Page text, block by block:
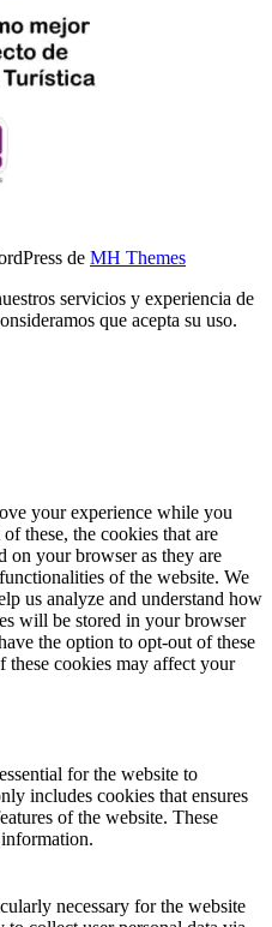
de MH Themes
servicios y experiencia de
que acepta su uso.
your experience while you
these, the cookies that are
on your browser as they are
of the website. We
us analyze and understand how
will be stored in your browser
the option to opt-out of these
cookies may affect your
for the website to
includes cookies that ensures
of the website. These
necessary for the website